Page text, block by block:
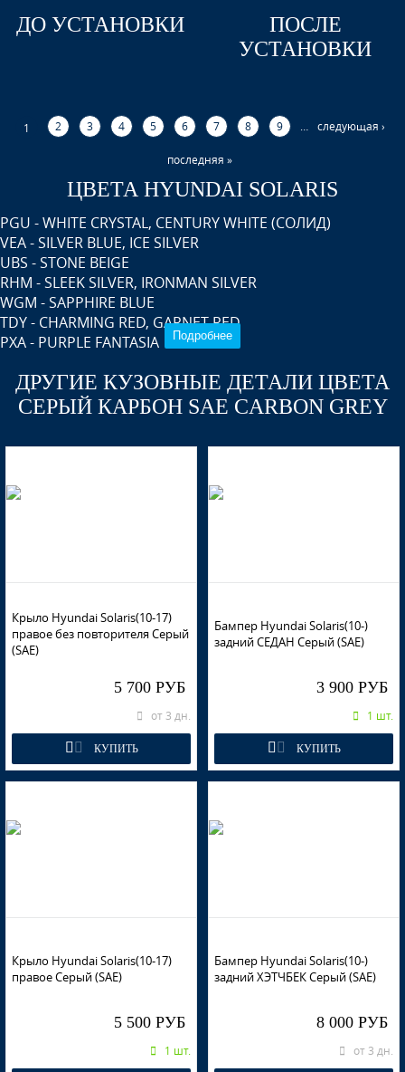
ДО УСТАНОВКИ
ПОСЛЕ
УСТАНОВКИ
1 2 3 4 5 6 7 8 9 следующая ›
последняя »
ЦВЕТА HYUNDAI SOLARIS
PGU - WHITE CRYSTAL, CENTURY WHITE (СОЛИД)
VEA - SILVER BLUE, ICE SILVER
UBS - STONE BEIGE
RHM - SLEEK SILVER, IRONMAN SILVER
WGM - SAPPHIRE BLUE
TDY - CHARMING RED, GARNET RED
PXA - PURPLE FANTASIA
MZH - PHANTOM BLACK, ULTRA BLACK PEARL, 팬텀블랙
R9A - VITAMIN C
ZD6 - DAZZLING BLUE, PACIFIC BLUE
PGU - WHITE CRYSTAL (СОЛИД) (Белый)
PGU - WHITE CRYSTAL (СОЛИД) (Белый)
PGU - WHITE CRYSTAL (СОЛИД) (Белый)
VEA - SILVER BLUE, ICE SILVER
VEA - SILVER BLUE, ICE SILVER
Подробнее
ДРУГИЕ КУЗОВНЫЕ ДЕТАЛИ ЦВЕТА
СЕРЫЙ КАРБОН SAE CARBON GREY
Крыло Hyundai Solaris(10-17)
правое без повторителя Серый
(SAE)
5 700 РУБ
от 3 дн.
КУПИТЬ
Бампер Hyundai Solaris(10-)
задний СЕДАН Серый (SAE)
3 900 РУБ
1 шт.
КУПИТЬ
Крыло Hyundai Solaris(10-17)
правое Серый (SAE)
5 500 РУБ
1 шт.
Бампер Hyundai Solaris(10-)
задний ХЭТЧБЕК Серый (SAE)
8 000 РУБ
от 3 дн.